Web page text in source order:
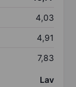
4,03
4,91
7,83
Lav